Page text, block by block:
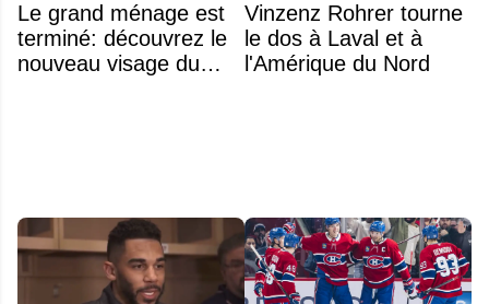
Le grand ménage est
terminé: découvrez le
nouveau visage du
Vinzenz Rohrer tourne
le dos à Laval et à
l'Amérique du Nord